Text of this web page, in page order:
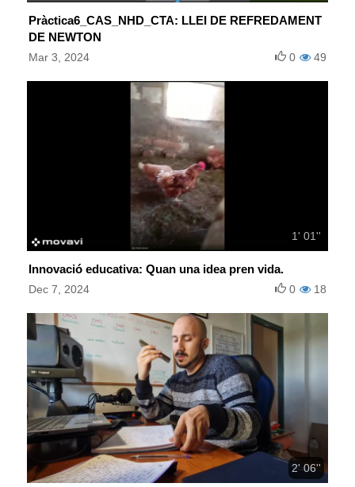
Pràctica6_CAS_NHD_CTA: LLEI DE REFREDAMENT
DE NEWTON
Mar 3, 2024 49
0
1' 01''
Innovació educativa: Quan una idea pren vida.
Dec 7, 2024 18
0
2' 06''